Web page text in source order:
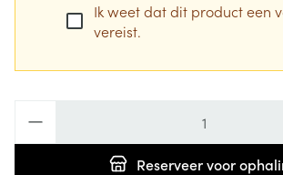
Ik weet dat dit product een
vereist.
Reserveervoor